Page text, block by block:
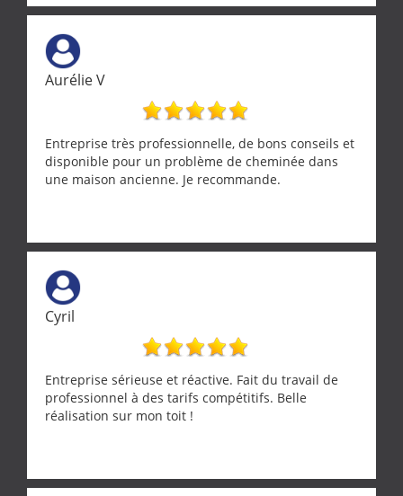
Aurélie V
Entreprise très professionnelle, de bons conseils et
disponible pour un problème de cheminée dans
une maison ancienne. Je recommande.
Cyril
Entreprise sérieuse et réactive. Fait du travail de
professionnel à des tarifs compétitifs. Belle
réalisation sur mon toit !